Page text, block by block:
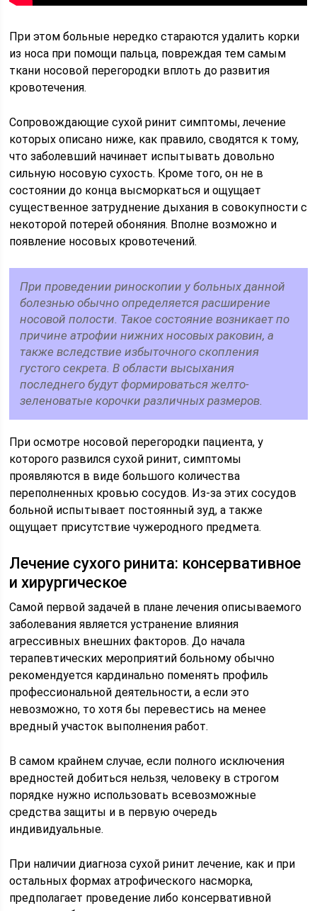
При этом больные нередко стараются удалить корки
из носа при помощи пальца, повреждая тем самым
ткани носовой перегородки вплоть до развития
кровотечения.
Сопровождающие сухой ринит симптомы, лечение
которых описано ниже, как правило, сводятся к тому,
что заболевший начинает испытывать довольно
сильную носовую сухость. Кроме того, он не в
состоянии до конца высморкаться и ощущает
существенное затруднение дыхания в совокупности с
некоторой потерей обоняния. Вполне возможно и
появление носовых кровотечений.
При проведении риноскопии у больных данной
болезнью обычно определяется расширение
носовой полости. Такое состояние возникает по
причине атрофии нижних носовых раковин, а
также вследствие избыточного скопления
густого секрета. В области высыхания
последнего будут формироваться желто-
зеленоватые корочки различных размеров.
При осмотре носовой перегородки пациента, у
которого развился сухой ринит, симптомы
проявляются в виде большого количества
переполненных кровью сосудов. Из-за этих сосудов
больной испытывает постоянный зуд, а также
ощущает присутствие чужеродного предмета.
Лечение сухого ринита: консервативное
и хирургическое
Самой первой задачей в плане лечения описываемого
заболевания является устранение влияния
агрессивных внешних факторов. До начала
терапевтических мероприятий больному обычно
рекомендуется кардинально поменять профиль
профессиональной деятельности, а если это
невозможно, то хотя бы перевестись на менее
вредный участок выполнения работ.
В самом крайнем случае, если полного исключения
вредностей добиться нельзя, человеку в строгом
порядке нужно использовать всевозможные
средства защиты и в первую очередь
индивидуальные.
При наличии диагноза сухой ринит лечение, как и при
остальных формах атрофического насморка,
предполагает проведение либо консервативной